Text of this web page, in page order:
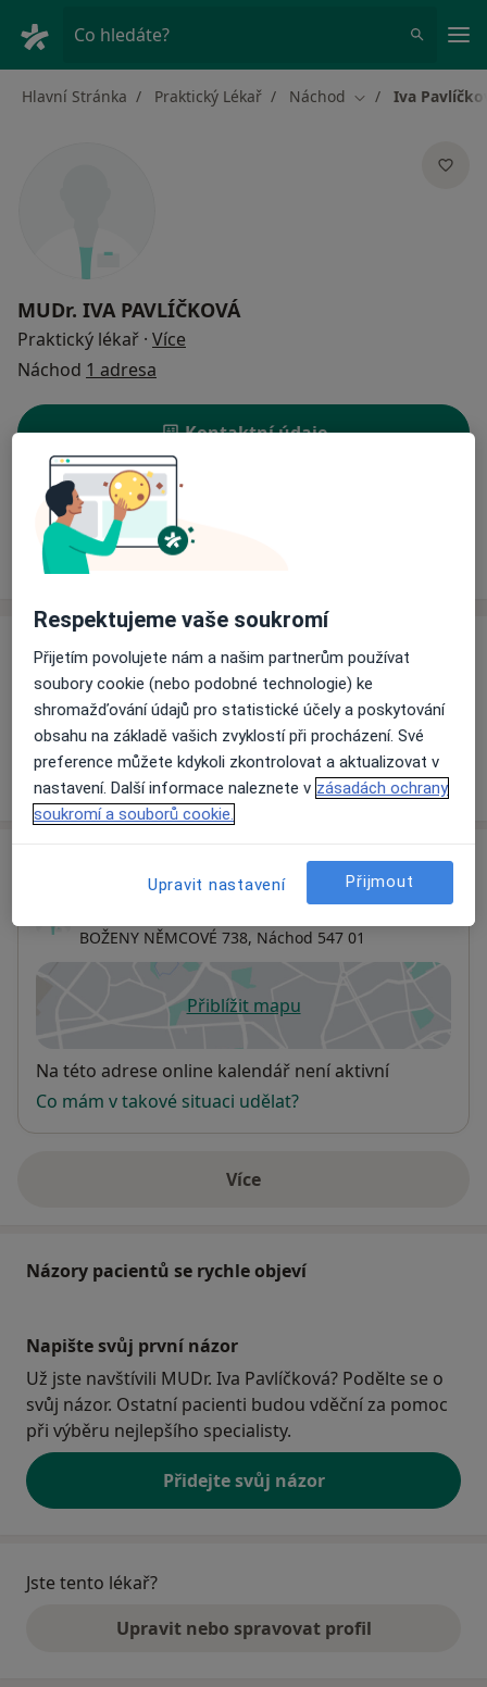
Co hledáte?
Hlavní Stránka Praktický Lékař Náchod Změna města
Iva
MUDr. IVA PAVLÍČKOVÁ
Praktický lékař · Více
Náchod 1 adresa
Kontaktní údaje
Rezervovat termín
Ceník
Ceník
Informace o službách a cenách nejsou k dispozici
Tento specialista ještě nepřidával žádné informace o
svých službách.
BOŽENY NĚMCOVÉ 738, Náchod 547 01
Přiblížit mapuse otevře v nové záložce
Dostupnost
Na této adrese online kalendář není aktivní
Co mám v takové situaci udělat?
Víceo adrese
Názory pacientů se rychle objeví
Napište svůj první názor
Už jste navštívili MUDr. Iva Pavlíčková? Podělte se o
svůj názor. Ostatní pacienti budou vděční za pomoc
při výběru nejlepšího specialisty.
Přidejte svůj názor
Jste tento lékař?
Upravit nebo spravovat profil
Respektujeme vaše soukromí
Přijetím povolujete nám a našim partnerům používat
soubory cookie (nebo podobné technologie) ke
shromažďování údajů pro statistické účely a poskytování
obsahu na základě vašich zvyklostí při procházení. Své
preference můžete kdykoli zkontrolovat a aktualizovat v
nastavení. Další informace naleznete v zásadách ochrany
soukromí a souborů cookie.
Upravit nastavení Přijmout